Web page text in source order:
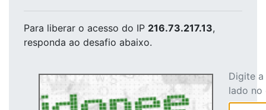
Para liberar o acesso do IP 216.73.217.13,
responda ao desafio abaixo.
Digite
lado no